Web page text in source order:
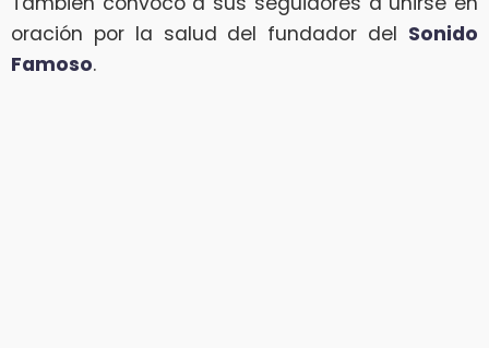
oración por la salud del fundador del Sonido
Famoso.